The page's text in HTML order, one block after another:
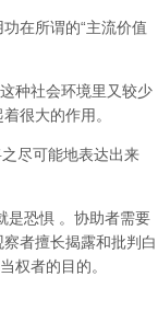
在所谓的“主流价值
种社会环境里又较少
很大的作用。
之尽可能地表达出来
是恐惧 。协助者需要
者擅长揭露和批判白
权者的目的。